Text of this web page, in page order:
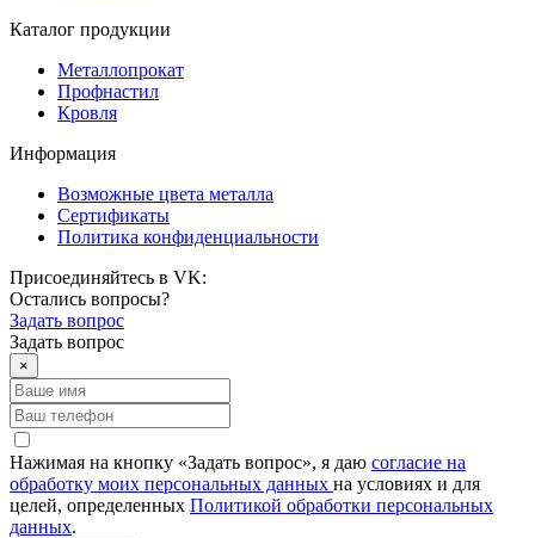
Каталог продукции
Металлопрокат
Профнастил
Кровля
Информация
Возможные цвета металла
Сертификаты
Политика конфиденциальности
Присоединяйтесь в VK:
Остались вопросы?
Задать вопрос
Задать вопрос
×
Нажимая на кнопку «Задать вопрос», я даю согласие на
обработку моих персональных данных на условиях и для
целей, определенных Политикой обработки персональных
данных.